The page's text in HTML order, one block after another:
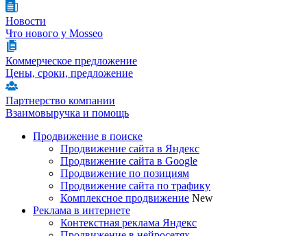
Новости
Что нового у Mosseo
Коммерческое предложение
Цены, сроки, предложение
Партнерство компании
Взаимовыручка и помощь
Продвижение в поиске
Продвижение сайта в Яндекс
Продвижение сайта в Google
Продвижение по позициям
Продвижение сайта по трафику
Комплексное продвижение New
Реклама в интернете
Контекстная реклама Яндекс